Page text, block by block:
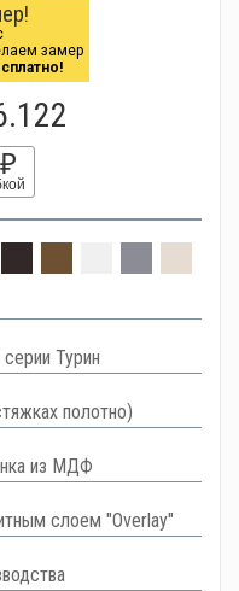
замер
Турин
полотно)
из МДФ
слоем "Overlay"